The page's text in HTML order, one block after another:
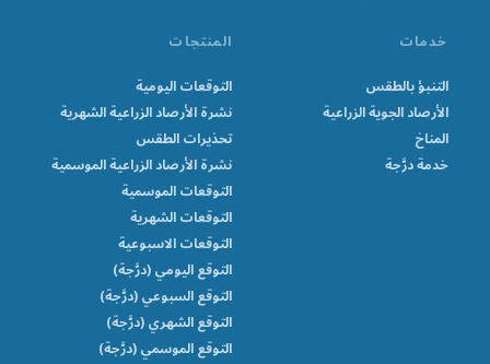
خدمات
التنبؤ بالطقس
الأرصاد الجوية الزراعية
المناخ
خدمة درَّجة
المنتجات
التوقعات اليومية
نشرة الأرصاد الزراعية الشهرية
تحذيرات الطقس
نشرة الأرصاد الزراعية الموسمية
التوقعات الموسمية
التوقعات الشهرية
التوقعات الاسبوعية
التوقع اليومي (درَّجة)
التوقع السبوعي (درَّجة)
التوقع الشهري (درَّجة)
التوقع الموسمي (درَّجة)